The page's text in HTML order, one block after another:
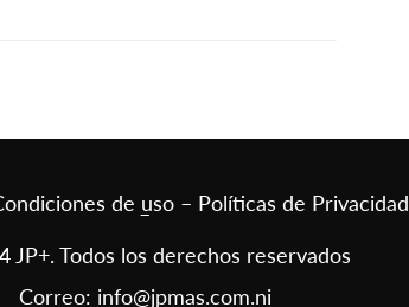
de uso – Políticas de Privacidad
–
JP+. Todos los derechos reservados
Correo: info@jpmas.com.ni